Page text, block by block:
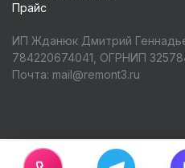
Прайс
ИП Жданюк Дмитрий
784220674041, ОГРНИП
Почта: mail@remont3.ru